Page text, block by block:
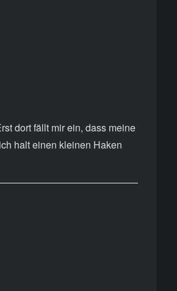
dort fällt mir ein, dass meine
halt einen kleinen Haken